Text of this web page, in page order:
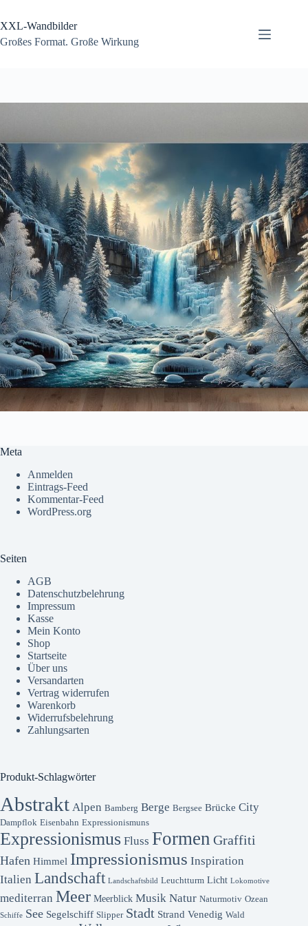
springen
XXL-Wandbilder
Großes Format. Große Wirkung
Meta
Anmelden
Eintrags-Feed
Kommentar-Feed
WordPress.org
Seiten
AGB
Datenschutzbelehrung
Impressum
Kasse
Mein Konto
Shop
Startseite
Über uns
Versandarten
Vertrag widerrufen
Warenkorb
Widerrufsbelehrung
Zahlungsarten
Produkt-Schlagwörter
Abstrakt Alpen Bamberg Berge Bergsee Brücke City
Dampflok Eisenbahn Expressionismuns
Expressionismus Fluss Formen Graffiti
Hafen Himmel Impressionismus Inspiration
Italien Landschaft Landschaftsbild Leuchtturm Licht Lokomotive
mediterran Meer Meerblick Musik Natur Naturmotiv Ozean
Schiffe See Segelschiff Slipper Stadt Strand Venedig Wald